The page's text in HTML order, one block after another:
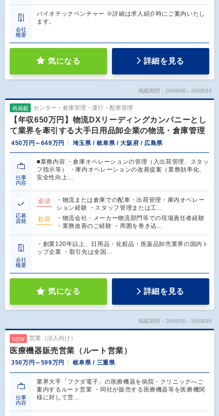
会社
概要
バイオテックベンチャー ※詳細は求人紹介時にご案内いたし
ます。
気になる 詳細を見る
掲載期間：26/08/06～26/08/19
再掲載 センター・倉庫管理・運行・配車管理
【年収650万円】物流DXリーディングカンパニーとし
て業界を牽引する大手日用品卸企業の物流・倉庫管理
450万円～649万円 埼玉県 / 岐阜県 / 大阪府 / 広島県
仕事
内容
■業務内容 ・倉庫オペレーションの管理（入出荷管理、スタッ
フ指示等） ・庫内オペレーションの改善提案（業務効率化、
安全性向上…
応募
資格
必須
・物流または倉庫での配車・出荷管理・庫内オペレー
ション経験 ・スタッフ管理または工…
歓迎
・物流会社・メーカー物流部門等での現場責任者経験
・業務改善のご経験 ・周囲を巻き込…
会社
概要
・創業120年以上、日用品・化粧品・医薬品卸売業界の国内ト
ップ企業 ・取引先は全国…
気になる 詳細を見る
掲載期間：26/08/05～26/08/18
NEW 営業（法人向け）
医療機器販売営業（ルート営業）
350万円～599万円 岐阜県 / 三重県
仕事
内容
業界大手「フクダ電子」の医療機器を病院・クリニックへご
案内するルート営業 ・同社が販売する医療機器等を医療機関
様に対して営…